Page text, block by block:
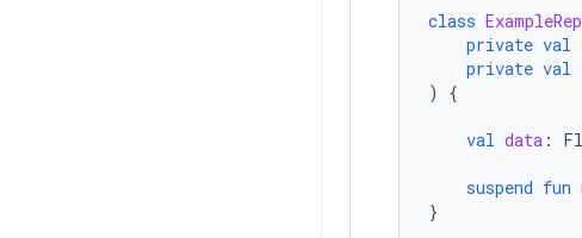
class
private val
private val
)
{
val data :
suspend fun
}